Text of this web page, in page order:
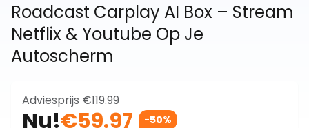
Roadcast Carplay AI Box – Stream
Netflix & Youtube Op Je
Autoscherm
Adviesprijs €119.99
Nu!€59.97 -50%